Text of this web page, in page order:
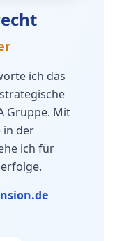
ich das
Gruppe. Mit
in der
ich für